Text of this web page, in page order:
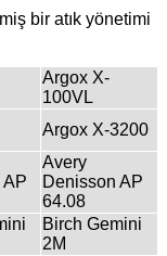
bir atık yönetimi
Argox X-
100VL
Argox X-3200
AP
Avery
Denisson AP
64.08
Birch Gemini
2M